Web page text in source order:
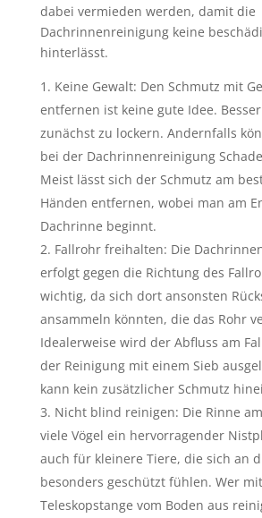
dabei vermieden werden, damit die
Dachrinnenreinigung keine
hinterlässt.
Keine Gewalt: Den Schmutz mit
entfernen ist keine gute Idee.
zunächst zu lockern. Andernfalls
bei der Dachrinnenreinigung
Meist lässt sich der Schmutz am
Händen entfernen, wobei man am
Dachrinne beginnt.
Fallrohr freihalten: Die
erfolgt gegen die Richtung des
wichtig, da sich dort ansonsten
ansammeln könnten, die das Rohr
Idealerweise wird der Abfluss am
der Reinigung mit einem Sieb
kann kein zusätzlicher Schmutz
Nicht blind reinigen: Die Rinne
viele Vögel ein hervorragender
auch für kleinere Tiere, die sich an
besonders geschützt fühlen. Wer
Teleskopstange vom Boden aus